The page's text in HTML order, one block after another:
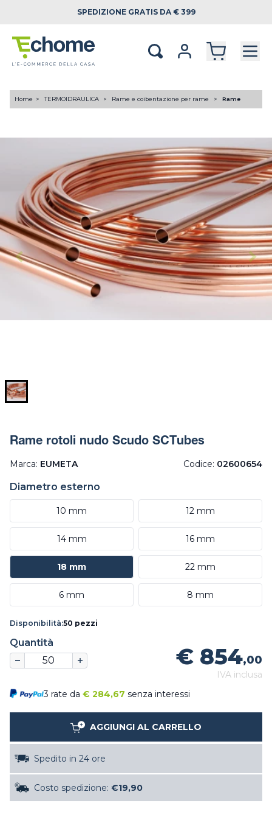
SPEDIZIONE GRATIS DA € 399
Home TERMOIDRAULICA Rame e coibentazione per rame Rame
Rame rotoli nudo Scudo SCTubes
Marca: EUMETA Codice: 02600654
Diametro esterno
10 mm 12 mm
14 mm 16 mm
18 mm 22 mm
6 mm 8 mm
Disponibilità:50 pezzi
Quantità
€ 854,00
IVA inclusa
3 rate da € 284,67 senza interessi
AGGIUNGI AL CARRELLO
Spedito in 24 ore
Costo spedizione: €19,90